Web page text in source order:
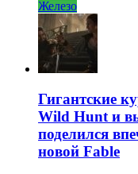
Железо
Гигантские
Wild Hunt и
поделился
новой Fable